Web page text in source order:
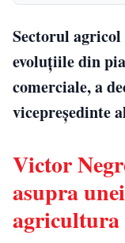
Sectorul
evoluțiile din
comerciale, a
vicepreședinte
Victor
asupra
agricultura